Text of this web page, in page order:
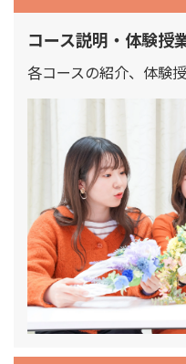
コース説明・体験授
各コースの紹介、体験